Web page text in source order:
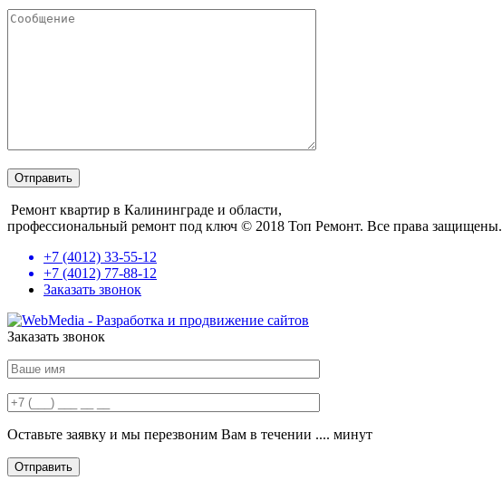
Ремонт квартир в Калининграде и области,
профессиональный ремонт под ключ © 2018 Топ Ремонт. Все права защищены.
+7 (4012) 33-55-12
+7 (4012) 77-88-12
Заказать звонок
Заказать звонок
Оставьте заявку и мы перезвоним Вам в течении .... минут